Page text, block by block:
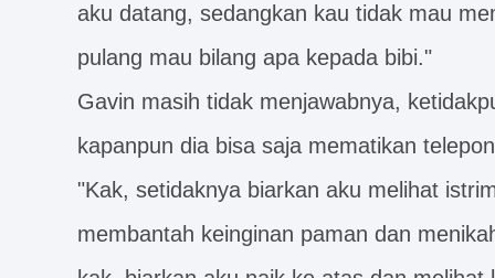
aku datang, sedangkan kau tidak mau
pulang mau bilang apa kepada bibi."
Gavin masih tidak menjawabnya,
kapanpun dia bisa saja mematikan
"Kak, setidaknya biarkan aku melihat
membantah keinginan paman dan